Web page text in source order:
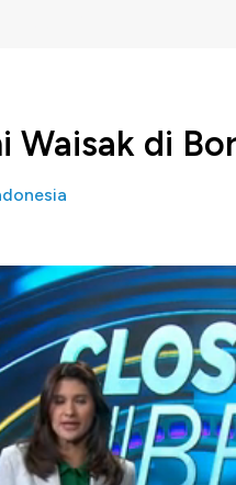
Waisak di
Borobudur kembali
oleh Injourney yang
bagi umat Buddha dari
dan dukungan apa
program Closing Bell